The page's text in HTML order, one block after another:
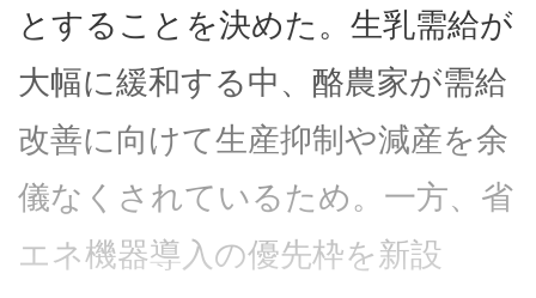
とすることを決めた。生乳需給が
大幅に緩和する中、酪農家が需給
改善に向けて生産抑制や減産を余
儀なくされているため。一方、省
エネ機器導入の優先枠を新設